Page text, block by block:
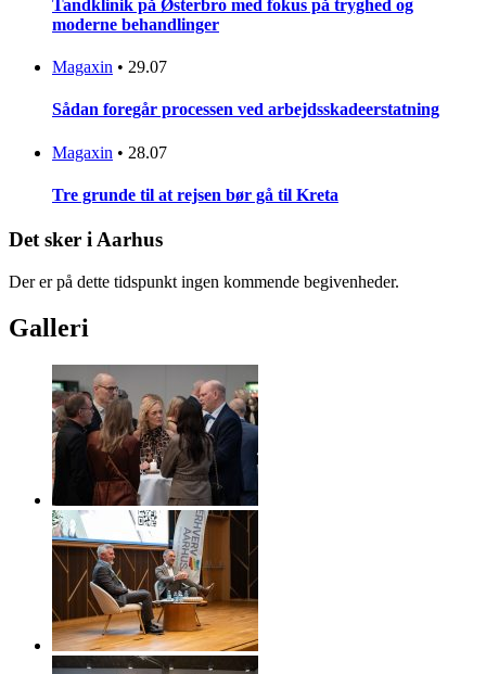
Tandklinik på Østerbro med fokus på tryghed og
moderne behandlinger
Magaxin • 29.07
Sådan foregår processen ved arbejdsskadeerstatning
Magaxin • 28.07
Tre grunde til at rejsen bør gå til Kreta
Det sker i Aarhus
Der er på dette tidspunkt ingen kommende begivenheder.
Galleri